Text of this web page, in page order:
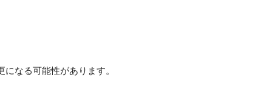
なる可能性があります。